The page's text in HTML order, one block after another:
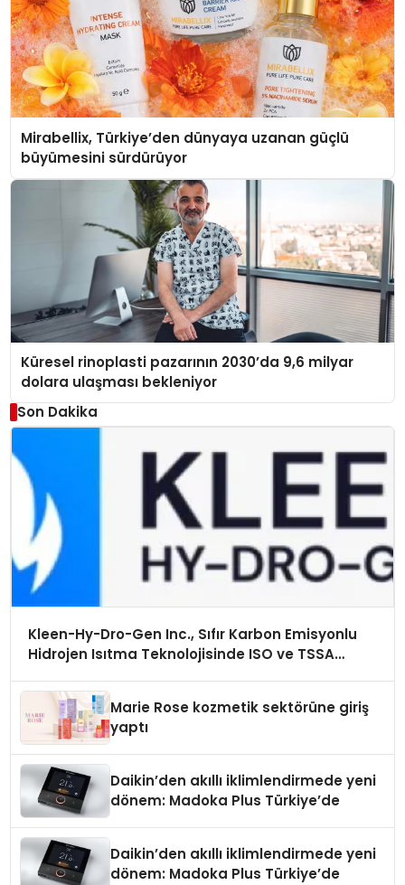
Mirabellix, Türkiye’den dünyaya uzanan güçlü
büyümesini sürdürüyor
Küresel rinoplasti pazarının 2030’da 9,6 milyar
dolara ulaşması bekleniyor
Son Dakika
Kleen-Hy-Dro-Gen Inc., Sıfır Karbon Emisyonlu
Hidrojen Isıtma Teknolojisinde ISO ve TSSA
Marie Rose kozmetik sektörüne giriş
yaptı
Daikin’den akıllı iklimlendirmede yeni
dönem: Madoka Plus Türkiye’de
Daikin’den akıllı iklimlendirmede yeni
dönem: Madoka Plus Türkiye’de